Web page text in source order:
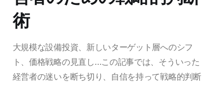
術
大規模な設備投資、新しいターゲット層へのシフ
ト、価格戦略の見直し…この記事では、そういった
経営者の迷いを断ち切り、自信を持って戦略的判断